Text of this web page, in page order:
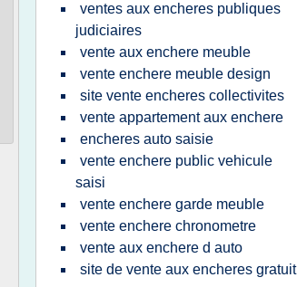
ventes aux encheres publiques
judiciaires
vente aux enchere meuble
vente enchere meuble design
site vente encheres collectivites
vente appartement aux enchere
encheres auto saisie
vente enchere public vehicule
saisi
vente enchere garde meuble
vente enchere chronometre
vente aux enchere d auto
site de vente aux encheres gratuit